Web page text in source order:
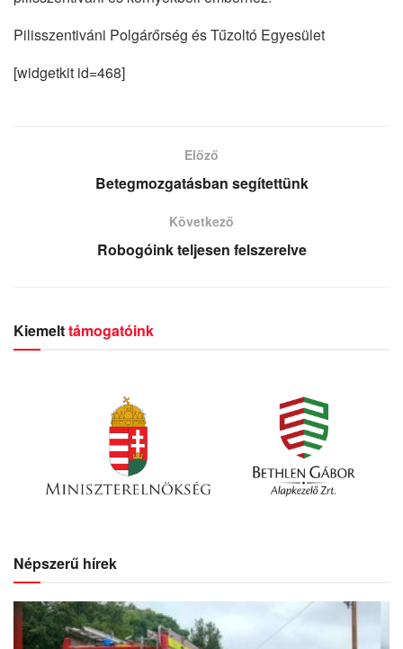
Pilisszentiváni Polgárőrség és Tűzoltó Egyesület
[widgetkit id=468]
Előző
Betegmozgatásban segítettünk
Következő
Robogóink teljesen felszerelve
Kiemelttámogatóink
Népszerű hírek